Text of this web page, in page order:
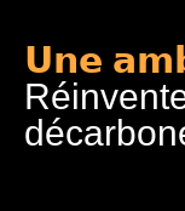
𝗨𝗻𝗲